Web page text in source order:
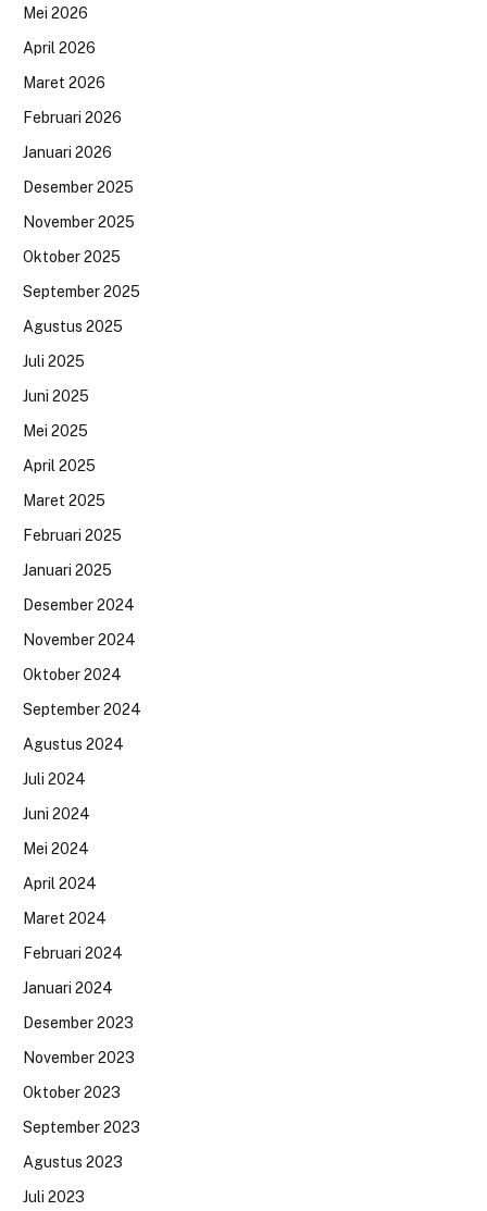
Mei 2026
April 2026
Maret 2026
Februari 2026
Januari 2026
Desember 2025
November 2025
Oktober 2025
September 2025
Agustus 2025
Juli 2025
Juni 2025
Mei 2025
April 2025
Maret 2025
Februari 2025
Januari 2025
Desember 2024
November 2024
Oktober 2024
September 2024
Agustus 2024
Juli 2024
Juni 2024
Mei 2024
April 2024
Maret 2024
Februari 2024
Januari 2024
Desember 2023
November 2023
Oktober 2023
September 2023
Agustus 2023
Juli 2023